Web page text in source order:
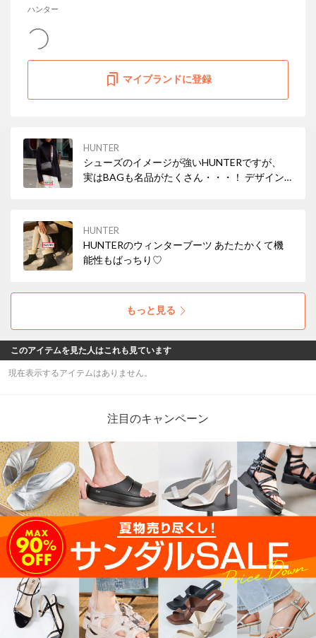
ハンター
マイブランドに登録
HUNTER
シューズのイメージが強いHUNTERですが、
実はBAGも名品がたくさん・・・！ デザイン
HUNTER
HUNTERのウィンターブーツ あたたかくて機
能性もばっちり♡
もっと見る
このアイテムを見た人はこれも見ています
現在表示するアイテムはありません。
注目のキャンペーン